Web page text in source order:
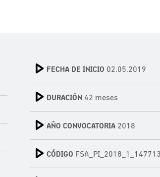
FECHA DE INICIO 02.05.2019
DURACIÓN 42 meses
AÑO CONVOCATORIA 2018
CÓDIGO FSA_PI_2018_1_147713